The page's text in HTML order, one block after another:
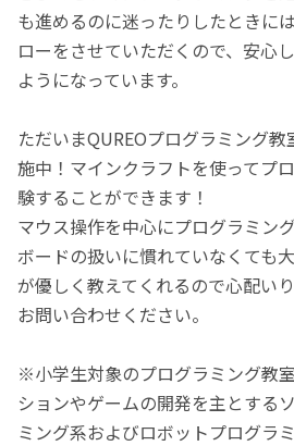
も進めるのに迷ったりしたときに
ローをさせていただくので、安心
ようになっています。
ただいまQUREOプログラミング
施中！マインクラフトを使ってプ
験することができます！
マウス操作を中心にプログラミン
ボードの扱いに慣れていなくても
が優しく教えてくれるので心配い
お問い合わせください。
※小学生対象のプログラミング教
ションやゲームの開発を主とする
ミング系およびロボットプログラ